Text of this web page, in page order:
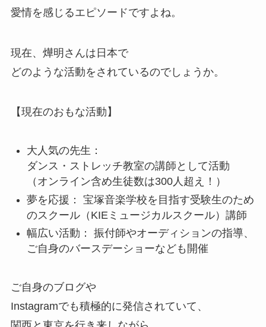
愛情を感じるエピソードですよね。
現在、燁明さんは日本で
どのような活動をされているのでしょうか。
【現在のおもな活動】
大人気の先生：
ダンス・ストレッチ教室の講師として活動
（オンライン含め生徒数は300人超え！）
夢を応援： 宝塚音楽学校を目指す受験生のため
のスクール（KIEミュージカルスクール）講師
幅広い活動： 振付師やオーディションの指導、
ご自身のバースデーショーなども開催
ご自身のブログや
Instagramでも積極的に発信されていて、